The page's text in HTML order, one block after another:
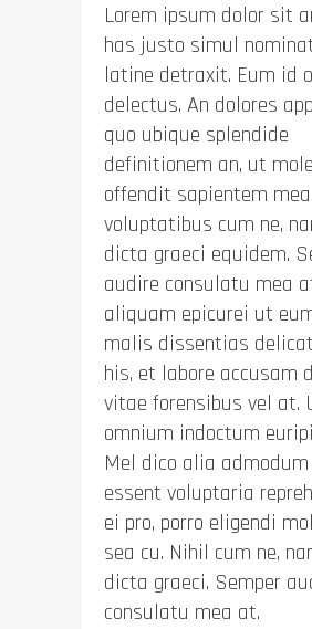
Lorem ipsum dolor sit
has justo simul
latine detraxit. Eum id
delectus. An dolores
quo ubique splendide
definitionem an, ut
offendit sapientem
voluptatibus cum ne,
dicta graeci equidem.
audire consulatu mea
aliquam epicurei ut
malis dissentias
his, et labore accusam
vitae forensibus vel at.
omnium indoctum
Mel dico alia admodum
essent voluptaria
ei pro, porro eligendi
sea cu. Nihil cum ne,
dicta graeci. Semper
consulatu mea at.